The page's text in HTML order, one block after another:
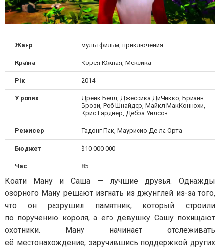
Жанр мультфильм, приключения
Країна Корея Южная, Мексика
Рік 2014
У ролях
Дрейк Белл, Джессика ДиЧикко, Брианн
Брози, Роб Шнайдер, Майкл МакКоннохи,
Крис Гарднер, Дебра Уилсон
Режисер Тадонг Пак, Маурисио Де ла Орта
Бюджет $10 000 000
Час 85
Коати Ману и Саша — лучшие друзья. Однажды
озорного Ману решают изгнать из джунглей из-за того,
что он разрушил памятник, который строили
по поручению короля, а его девушку Сашу похищают
охотники. Ману начинает отслеживать
её местонахождение, заручившись поддержкой других